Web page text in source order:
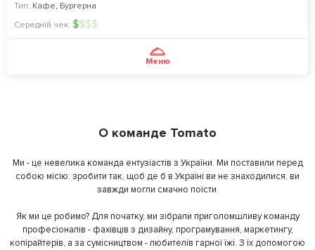
Тип: Кафе, Бургерна
Середній чек: $$$$
Меню
О команде Tomato
Ми - це невелика команда ентузіастів з України. Ми поставили перед
собою місію: зробити так, щоб де б в Україні ви не знаходилися, ви
завжди могли смачно поїсти.
Як ми це робимо? Для початку, ми зібрали приголомшливу команду
професіоналів - фахівців з дизайну, програмування, маркетингу,
копірайтерів, а за сумісництвом - любителів гарної їжі. З їх допомогою